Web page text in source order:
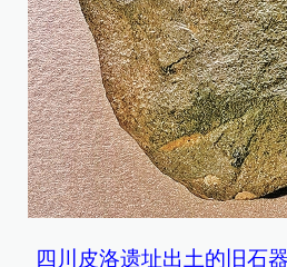
四川皮洛遗址出土的旧石